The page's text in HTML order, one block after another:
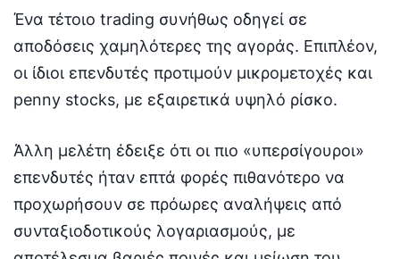
Ένα τέτοιο trading συνήθως οδηγεί σε
αποδόσεις χαμηλότερες της αγοράς. Επιπλέον,
οι ίδιοι επενδυτές προτιμούν μικρομετοχές και
penny stocks, με εξαιρετικά υψηλό ρίσκο.
Άλλη μελέτη έδειξε ότι οι πιο «υπερσίγουροι»
επενδυτές ήταν επτά φορές πιθανότερο να
προχωρήσουν σε πρόωρες αναλήψεις από
συνταξιοδοτικούς λογαριασμούς, με